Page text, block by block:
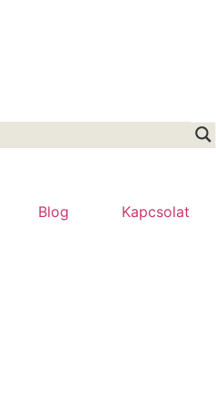
Blog Kapcsolat